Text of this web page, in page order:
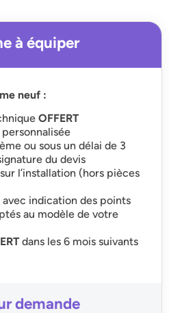
à équiper
neuf :
OFFERT
ou sous un délai de 3
du devis
l’installation (hors pièces
avec indication des points
au modèle de votre
dans les 6 mois suivants
demande